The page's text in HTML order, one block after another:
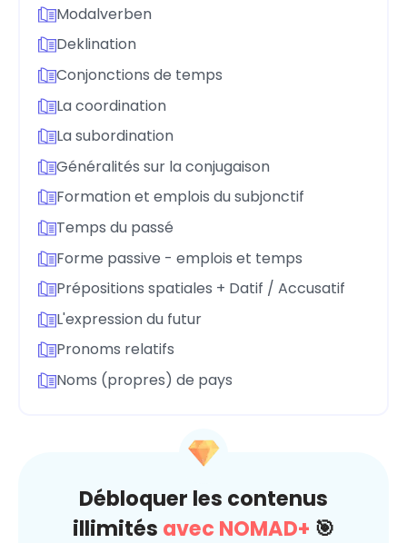
Modalverben
Deklination
Conjonctions de temps
La coordination
La subordination
Généralités sur la conjugaison
Formation et emplois du subjonctif
Temps du passé
Forme passive - emplois et temps
Prépositions spatiales + Datif / Accusatif
L'expression du futur
Pronoms relatifs
Noms (propres) de pays
Débloquer les contenus
illimités avec NOMAD+ 🎯